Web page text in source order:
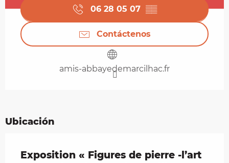
06 28 05 07 ▒▒
Contáctenos
amis-abbayedemarcilhac.fr
Ubicación
Exposition « Figures de pierre -l’art